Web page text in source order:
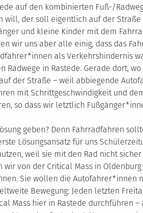
auf den kombinierten Fuß-/
will, der soll eigentlich auf der
und kleine Kinder mit dem
wir uns aber alle einig, dass das
als Verkehrshindernis
Radwege in Rastede. Gerade dort,
der Straße – weil abbiegende
mit Schrittgeschwindigkeit und
so dass wir letztlich
geben? Denn Fahrradfahren
Lösungsansatz für uns
weil sie mit den Rad nicht
von der Critical Mass in
Sie wollen die Autofahrer*innen
Bewegung: Jeden letzten
Mass hier in Rastede durchführen